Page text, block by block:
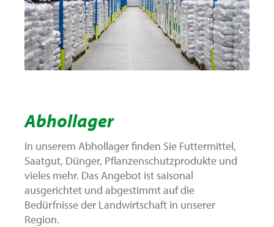
Abhollager
In unserem Abhollager finden Sie Futtermittel,
Saatgut, Dünger, Pflanzenschutzprodukte und
vieles mehr. Das Angebot ist saisonal
ausgerichtet und abgestimmt auf die
Bedürfnisse der Landwirtschaft in unserer
Region.